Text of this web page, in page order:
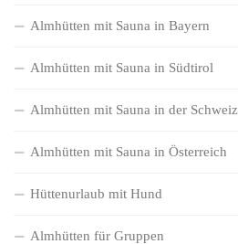
Almhütten mit Sauna in Bayern
Almhütten mit Sauna in Südtirol
Almhütten mit Sauna in der Schweiz
Almhütten mit Sauna in Österreich
Hüttenurlaub mit Hund
Almhütten für Gruppen